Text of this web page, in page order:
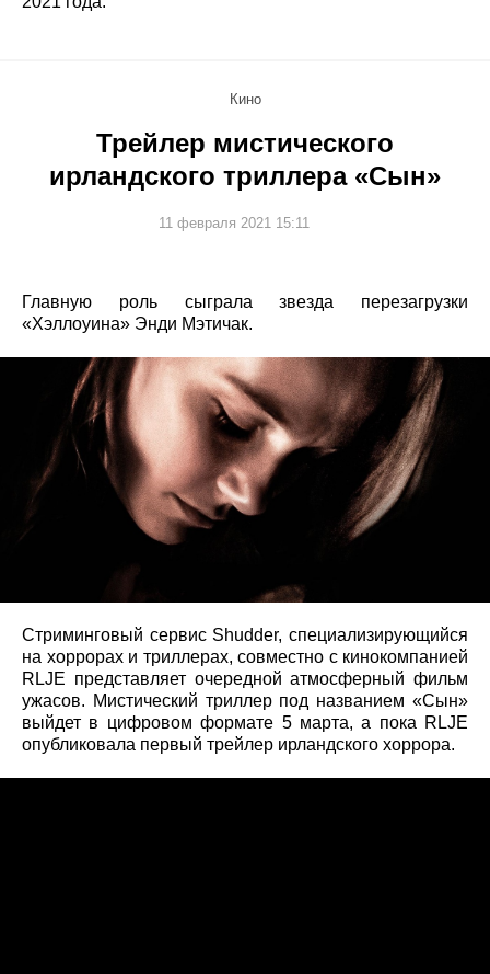
Кино
Трейлер мистического
ирландского триллера «Сын»
11 февраля 2021 15:11
Главную роль сыграла звезда перезагрузки
«Хэллоуина» Энди Мэтичак.
Стриминговый сервис Shudder, специализирующийся
на хоррорах и триллерах, совместно с кинокомпанией
RLJE представляет очередной атмосферный фильм
ужасов. Мистический триллер под названием «Сын»
выйдет в цифровом формате 5 марта, а пока RLJE
опубликовала первый трейлер ирландского хоррора.